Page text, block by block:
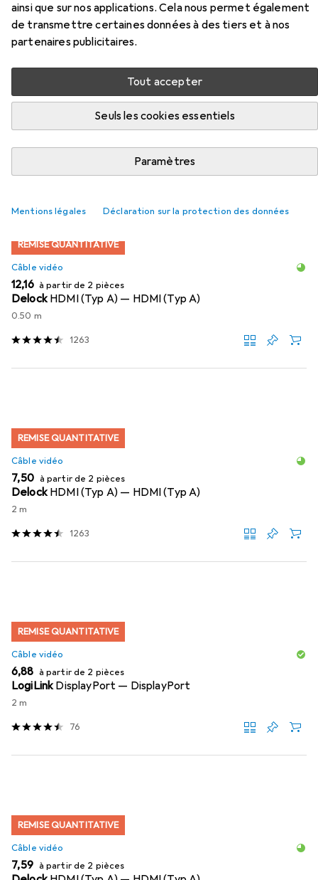
ainsi que sur nos applications. Cela nous permet également
de transmettre certaines données à des tiers et à nos
partenaires publicitaires.
Tout accepter
Seuls les cookies essentiels
Paramètres
Mentions légales Déclaration sur la protection des données
Accessoires pour Lindy
Convertisseur multi-ports USB
3.1 de type C
Ici, vous trouverez des accessoires compatibles avec le
produit Lindy Convertisseur multi-ports USB 3.1 de type C
des catégories Câble vidéo et Câble USB.
REMISE QUANTITATIVE
Câble vidéo
EUR
12,16 à partir de 2 pièces
Delock HDMI (Typ A) — HDMI (Typ A)
0.50 m
1263
REMISE QUANTITATIVE
Câble vidéo
EUR
7,50 à partir de 2 pièces
Delock HDMI (Typ A) — HDMI (Typ A)
2 m
1263
REMISE QUANTITATIVE
Câble vidéo
EUR
6,88 à partir de 2 pièces
LogiLinkDisplayPort — DisplayPort
2 m
76
REMISE QUANTITATIVE
Câble vidéo
EUR
7,59 à partir de 2 pièces